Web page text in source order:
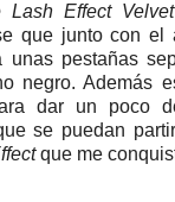
Lash Effect
que junto con el
unas pestañas
negro. Además
dar un poco
se puedan
que me